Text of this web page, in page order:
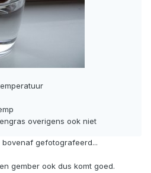
overigens ook niet
gefotografeerd...
gember ook dus komt goed.